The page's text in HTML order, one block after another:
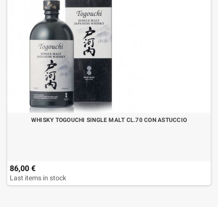
WHISKY TOGOUCHI SINGLE MALT CL.70 CON ASTUCCIO
86,00 €
Last items in stock